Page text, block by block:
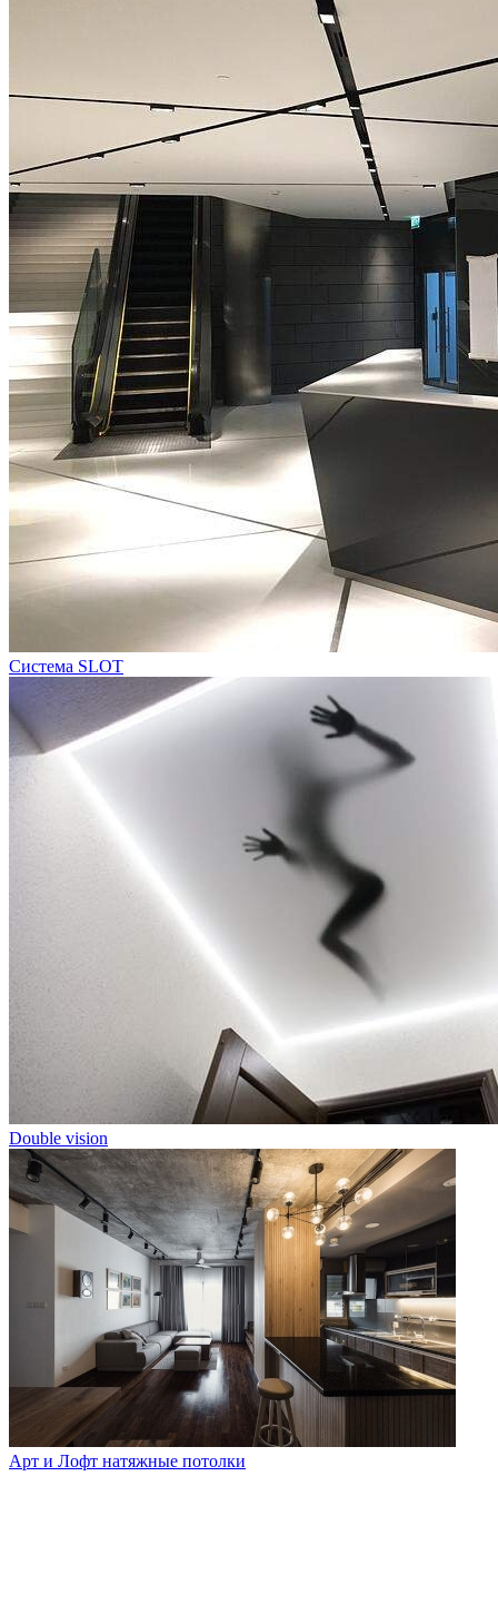
Система SLOT
Double vision
Арт и Лофт натяжные потолки